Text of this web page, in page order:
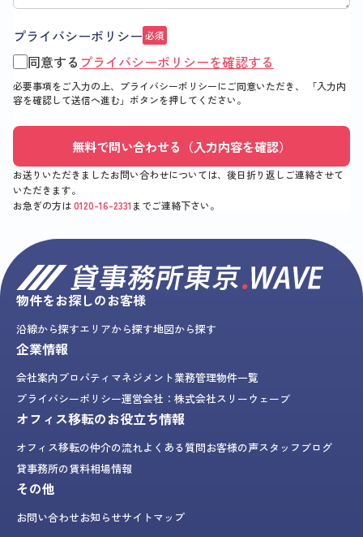
プライバシーポリシー 必須
同意する プライバシーポリシーを確認する
必要事項をご入力の上、プライバシーポリシーにご同意いただき、
「入力内
容を確認して送信へ進む」 ボタンを押してください。
無料で問い合わせる（入力内容を確認）
お送りいただきましたお問い合わせについては、後日折り返しご連絡させて
いただきます。
お急ぎの方は0120-16-2331 までご連絡下さい。
物件をお探しのお客様
沿線から探すエリアから探す地図から探す
企業情報
会社案内プロパティマネジメント業務管理物件一覧
プライバシーポリシー運営会社：株式会社スリーウェーブ
オフィス移転のお役立ち情報
オフィス移転の仲介の流れよくある質問お客様の声スタッフブログ
貸事務所の賃料相場情報
その他
お問い合わせお知らせサイトマップ